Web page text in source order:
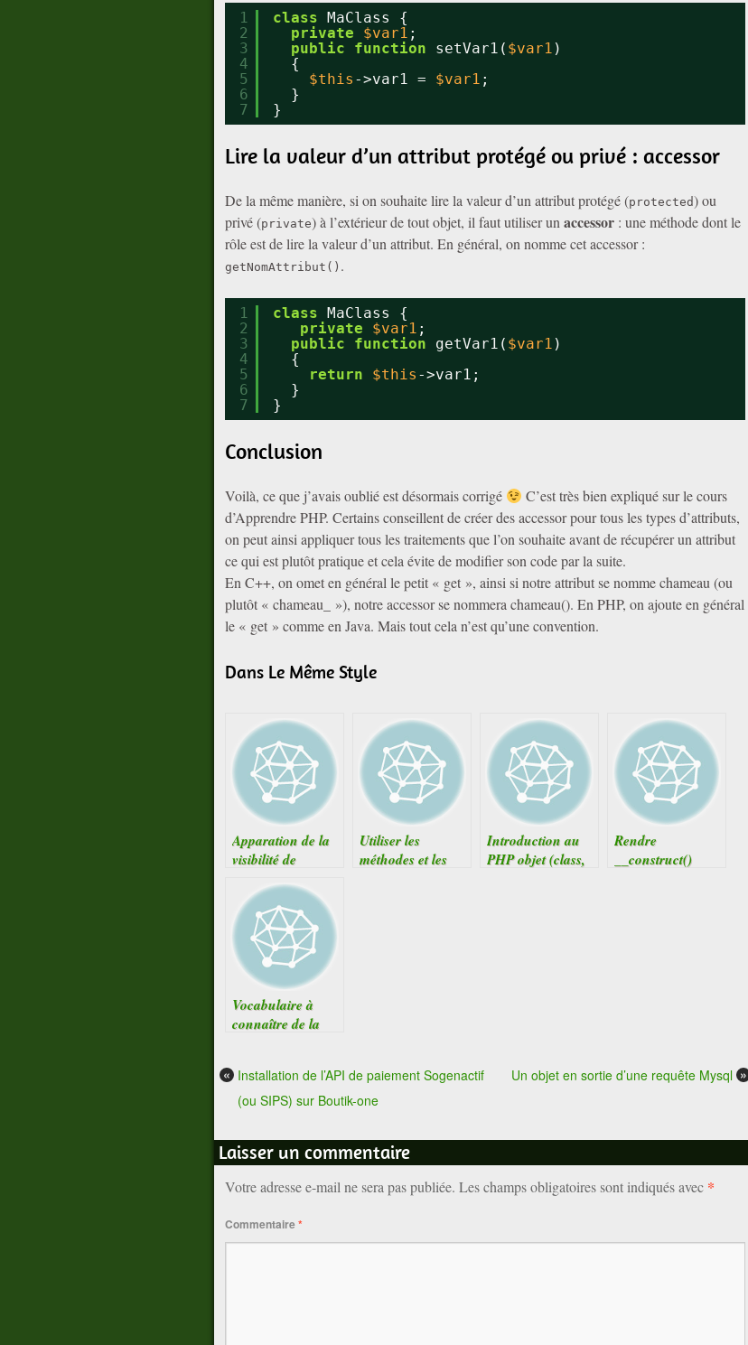
1
2
3
4
5
6
7
class MaClass {
private
$var1 ;
public
function setVar1( $var1 )
{
$this ->var1 = $var1 ;
}
}
Lire la valeur d’un attribut protégé ou privé : accessor
De la même manière, si on souhaite lire la valeur d’un attribut protégé (protected) ou
privé (private) à l’extérieur de tout objet, il faut utiliser un accessor : une méthode dont le
rôle est de lire la valeur d’un attribut. En général, on nomme cet accessor :
getNomAttribut() .
1
2
3
4
5
6
7
class MaClass {
private
$var1 ;
public
function getVar1( $var1 )
{
return
$this ->var1;
}
}
Conclusion
Voilà, ce que j’avais oublié est désormais corrigé
C’est très bien expliqué sur le cours
d’Apprendre PHP. Certains conseillent de créer des accessor pour tous les types d’attributs,
on peut ainsi appliquer tous les traitements que l’on souhaite avant de récupérer un attribut
ce qui est plutôt pratique et cela évite de modifier son code par la suite.
En C++, on omet en général le petit « get », ainsi si notre attribut se nomme chameau (ou
plutôt « chameau_ »), notre accessor se nommera chameau(). En PHP, on ajoute en général
le « get » comme en Java. Mais tout cela n’est qu’une convention.
Dans Le Même Style
Apparation de la
visibilité de
prédéfinies en
PHP 5
Utiliser les
méthodes et les
Introduction au
PHP objet (class,
Rendre
__construct()
Vocabulaire à
connaître de la
« Installation de l’API de paiement Sogenactif
(ou SIPS) sur Boutik-one
Un objet en sortie d’une requête Mysql »
Laisser un commentaire
Votre adresse e-mail ne sera pas publiée. Les champs obligatoires sont indiqués avec *
Commentaire*